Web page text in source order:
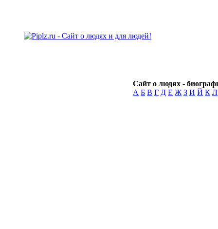
Сайт о людях -
А Б В Г Д Е Ж З И Й К Л